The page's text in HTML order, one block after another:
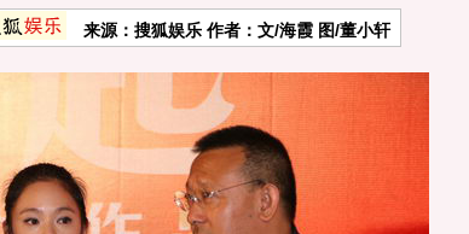
来源：搜狐娱乐 作者：文/海霞 图/董小轩